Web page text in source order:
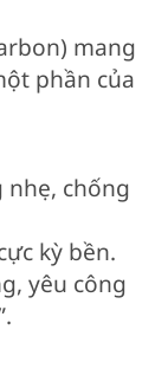
mang
phần của
nhẹ, chống
kỳ bền.
yêu công